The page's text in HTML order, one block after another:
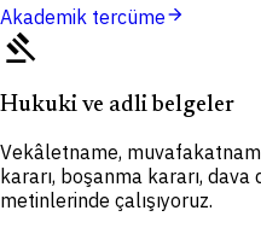
Akademik tercümearrow_forward
gavel
Hukuki ve adli belgeler
Vekâletname,
kararı, boşanma kararı, dava
metinlerinde çalışıyoruz.